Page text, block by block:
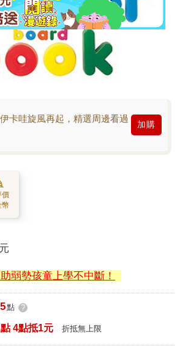
卡哇旋風再起，精選周邊看過
加購
價
幣
元
弱勢孩童上學不中斷！
5點 ?
4點抵1元 折抵無上限